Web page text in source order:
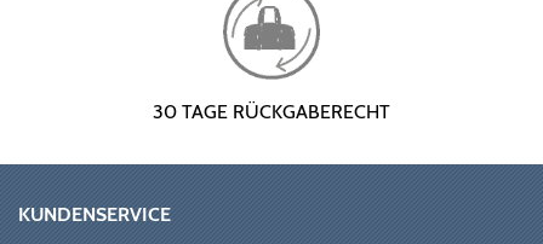
30 TAGE RÜCKGABERECHT
KUNDENSERVICE